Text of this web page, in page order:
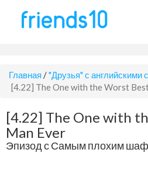
Главная /"Друзья" с английскими
[4.22] The One with the Worst
[4.22] The One with
Man Ever
Эпизод с Самым плохим